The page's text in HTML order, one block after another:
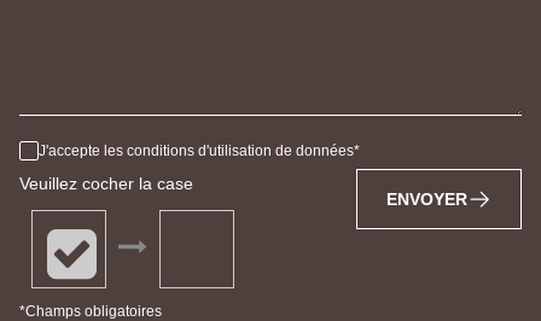
J'accepte les conditions d'utilisation de données
Veuillez cocher la case
*Champs obligatoires
ENVOYER